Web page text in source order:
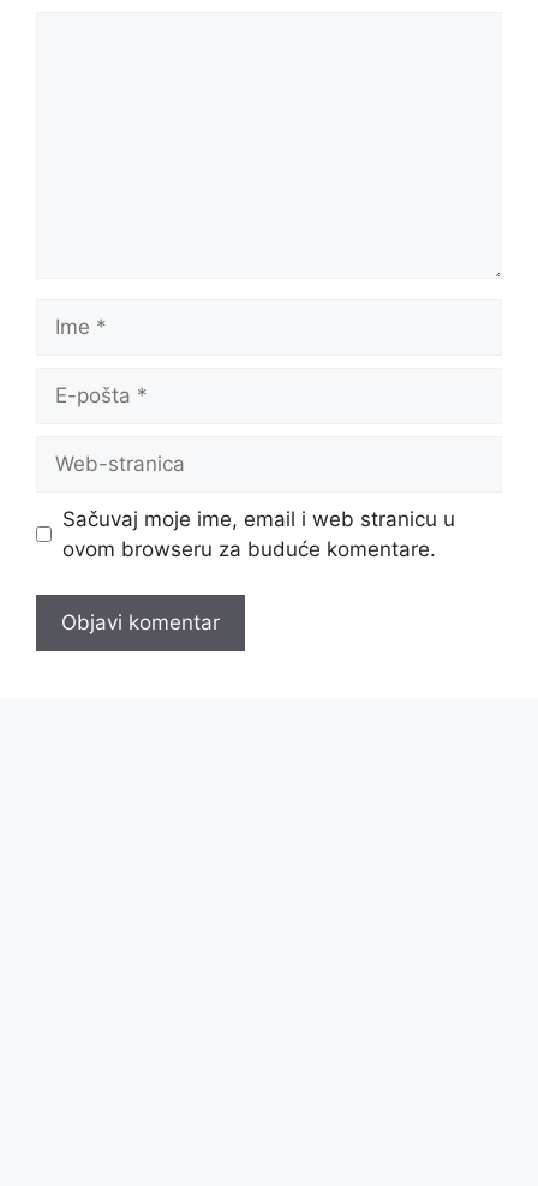
pošta
stranica
Sačuvaj moje ime, email i web stranicu u
ovom browseru za buduće komentare.